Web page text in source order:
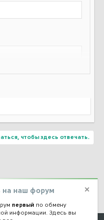
чтобы здесь отвечать.
на наш форум
первый по обмену
информации. Здесь вы